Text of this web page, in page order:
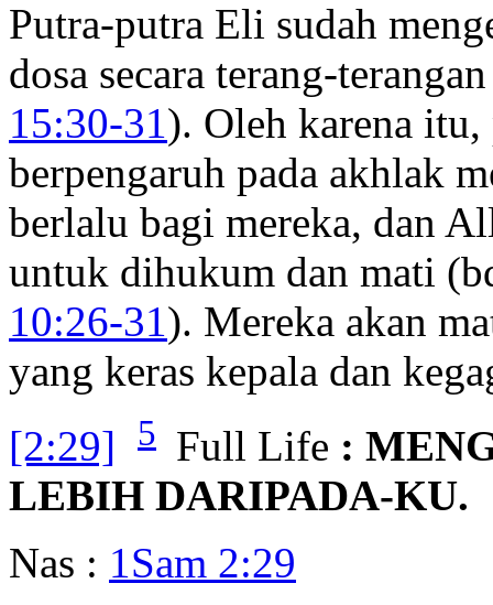
Putra-putra Eli sudah
dosa secara terang-
15:30-31). Oleh karena
berpengaruh pada akhlak
berlalu bagi mereka, dan
untuk dihukum dan mati
10:26-31). Mereka akan
yang keras kepala dan
[2:29]
5 Full Life :
LEBIH DARIPADA-KU.
Nas : 1Sam 2:29